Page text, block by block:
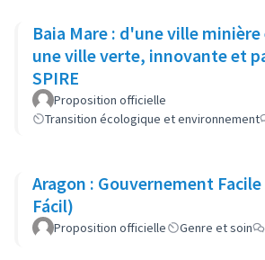
Baia Mare : d'une ville
une ville verte, innovante et
SPIRE
Proposition officielle
Transition écologique et environnement
Aragon : Gouvernement
Fácil)
Proposition officielle Genre et soin